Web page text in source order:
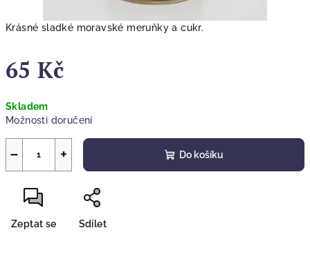
Krásné sladké moravské meruňky a cukr.
65 Kč
cena:
Skladem
Možnosti doručení
+
− Do košíku
Zeptat se Sdílet